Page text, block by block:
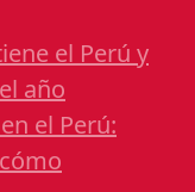
el Perú y
año
el Perú: